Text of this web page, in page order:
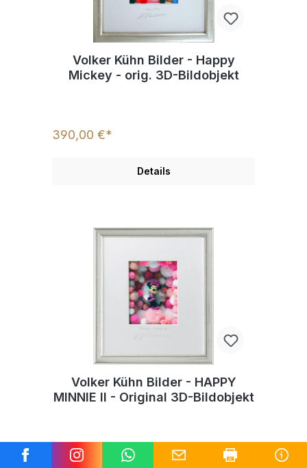
Volker Kühn Bilder - Happy
Mickey - orig. 3D-Bildobjekt
390,00 €*
Details
Volker Kühn Bilder - HAPPY
MINNIE II - Original 3D-Bildobjekt
390,00 €*